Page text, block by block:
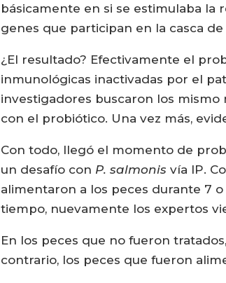
básicamente en si se estimulaba la
genes que participan en la casca
¿El resultado? Efectivamente el
inmunológicas inactivadas por el
investigadores buscaron los
con el probiótico. Una vez más,
Con todo, llegó el momento de
un desafío con P. salmonis vía IP.
alimentaron a los peces durante 7
tiempo, nuevamente los expertos
En los peces que no fueron
contrario, los peces que fueron